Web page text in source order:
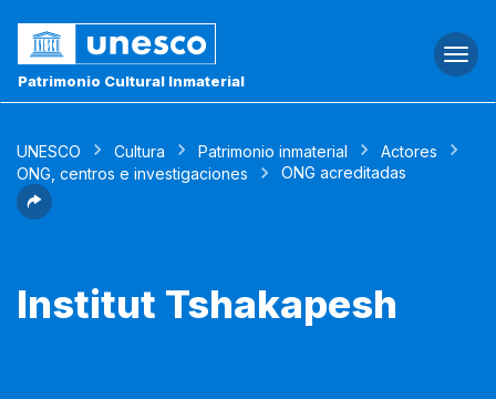
Patrimonio Cultural Inmaterial
UNESCO Cultura Patrimonio inmaterial
Actores
ONG, centros e investigaciones
ONG acreditadas
Institut Tshakapesh